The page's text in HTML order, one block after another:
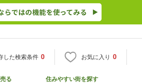
した検索条件 0 お気に入り 0
売る 住みやすい街を探す